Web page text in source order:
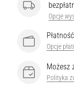
Opcje
Opcje
Możesz
Polityka